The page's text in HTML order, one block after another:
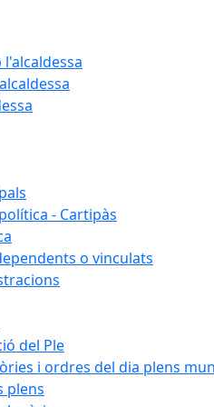
- Cartipàs
o vinculats
del Ple
i ordres del dia plens
plens